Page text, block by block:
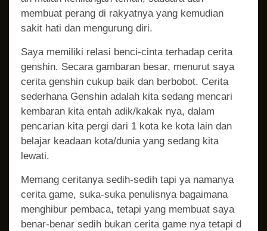
membuat perang di rakyatnya yang kemudian
sakit hati dan mengurung diri.
Saya memiliki relasi benci-cinta terhadap cerita
genshin. Secara gambaran besar, menurut saya
cerita genshin cukup baik dan berbobot. Cerita
sederhana Genshin adalah kita sedang mencari
kembaran kita entah adik/kakak nya, dalam
pencarian kita pergi dari 1 kota ke kota lain dan
belajar keadaan kota/dunia yang sedang kita
lewati.
Memang ceritanya sedih-sedih tapi ya namanya
cerita game, suka-suka penulisnya bagaimana
menghibur pembaca, tetapi yang membuat saya
benar-benar sedih bukan cerita game nya tetapi d